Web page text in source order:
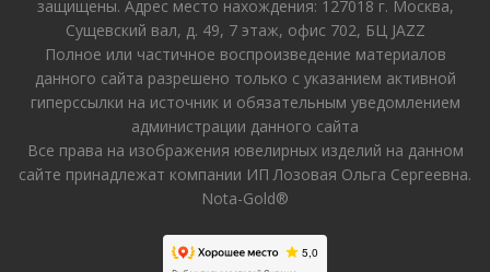
защищены. Адрес место нахождения: 127018 г. Москва,
Сущевский вал, д. 49, 7 этаж, офис 702, БЦ JAZZ
Полное или частичное воспроизведение материалов
данного сайта разрешено только с указанием активной
гиперссылки на источник и обязательным уведомлением
администрации данного сайта
Все права на изображения ювелирных изделий на данном
сайте принадлежат компании ИП Лозовая Ольга Сергеевна.
Nota-Gold®